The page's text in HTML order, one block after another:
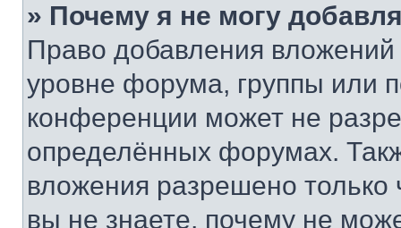
» Почему я не могу
Право добавления
уровне форума, группы или
конференции может не
определённых форумах.
вложения разрешено
вы не знаете, почему не